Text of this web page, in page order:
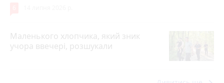
Маленького хлопчика, який зник
учора ввечері, розшукали